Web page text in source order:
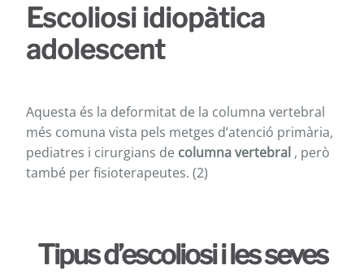
Escoliosi idiopàtica
adolescent
Aquesta és la deformitat de la columna vertebral
més comuna vista pels metges d’atenció primària,
pediatres i cirurgians de columna vertebral , però
també per fisioterapeutes. (2)
Tipus d’escoliosi i les seves